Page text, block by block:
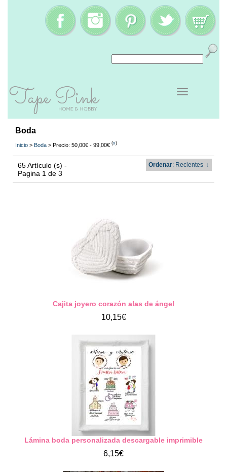
Boda
Inicio > Boda > Precio: 50,00€ - 99,00€ (x)
65 Artículo (s) -
Pagina 1 de 3
Ordenar: Recientes↓
Cajita joyero corazón alas de ángel
10,15€
Lámina boda personalizada descargable imprimible
6,15€